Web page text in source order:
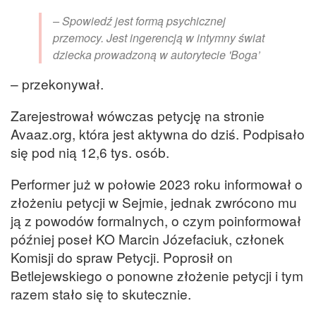
– Spowiedź jest formą psychicznej
przemocy. Jest ingerencją w intymny świat
dziecka prowadzoną w autorytecie 'Boga’
– przekonywał.
Zarejestrował wówczas petycję na stronie
Avaaz.org, która jest aktywna do dziś. Podpisało
się pod nią 12,6 tys. osób.
Performer już w połowie 2023 roku informował o
złożeniu petycji w Sejmie, jednak zwrócono mu
ją z powodów formalnych, o czym poinformował
później poseł KO Marcin Józefaciuk, członek
Komisji do spraw Petycji. Poprosił on
Betlejewskiego o ponowne złożenie petycji i tym
razem stało się to skutecznie.